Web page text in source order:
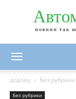
новини так
додому Без рубрики
Без рубрики